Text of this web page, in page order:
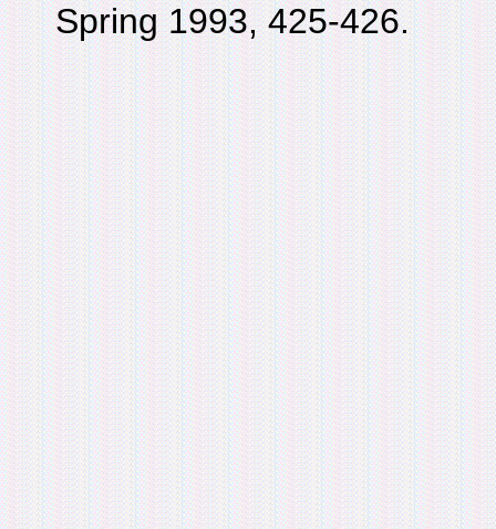
Spring 1993, 425-426.